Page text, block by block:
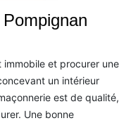
immobile et procurer une
un intérieur
est de qualité,
Une bonne